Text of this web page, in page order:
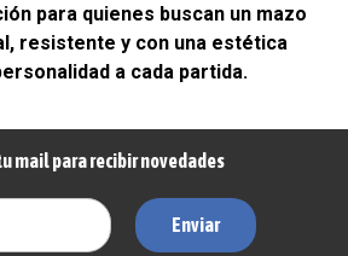
para quienes buscan un mazo
resistente y con una estética
a cada partida.
mail para recibir novedades
Enviar